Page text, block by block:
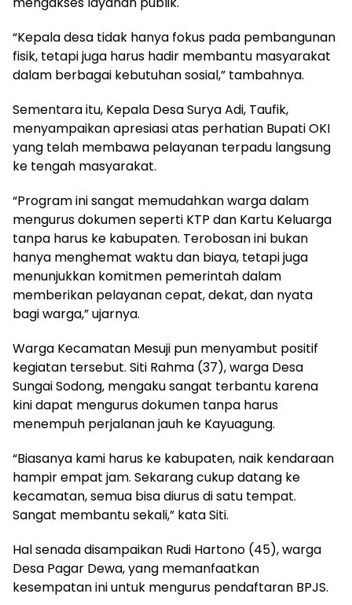
“Kepala desa tidak hanya fokus pada pembangunan
fisik, tetapi juga harus hadir membantu masyarakat
dalam berbagai kebutuhan sosial,” tambahnya.
Sementara itu, Kepala Desa Surya Adi, Taufik,
menyampaikan apresiasi atas perhatian Bupati OKI
yang telah membawa pelayanan terpadu langsung
ke tengah masyarakat.
“Program ini sangat memudahkan warga dalam
mengurus dokumen seperti KTP dan Kartu Keluarga
tanpa harus ke kabupaten. Terobosan ini bukan
hanya menghemat waktu dan biaya, tetapi juga
menunjukkan komitmen pemerintah dalam
memberikan pelayanan cepat, dekat, dan nyata
bagi warga,” ujarnya.
Warga Kecamatan Mesuji pun menyambut positif
kegiatan tersebut. Siti Rahma (37), warga Desa
Sungai Sodong, mengaku sangat terbantu karena
kini dapat mengurus dokumen tanpa harus
menempuh perjalanan jauh ke Kayuagung.
“Biasanya kami harus ke kabupaten, naik kendaraan
hampir empat jam. Sekarang cukup datang ke
kecamatan, semua bisa diurus di satu tempat.
Sangat membantu sekali,” kata Siti.
Hal senada disampaikan Rudi Hartono (45), warga
Desa Pagar Dewa, yang memanfaatkan
kesempatan ini untuk mengurus pendaftaran BPJS.